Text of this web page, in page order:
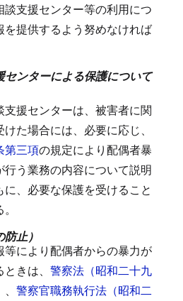
支援センター等の利用につ
提供するよう努めなければ
センターによる保護について
支援センターは、被害者に関
た場合には、必要に応じ、
第三項の規定により配偶者暴
う業務の内容について説明
、必要な保護を受けること
止）
等により配偶者からの暴力が
きは、 警察法（昭和二十九
、 警察官職務執行法（昭和二